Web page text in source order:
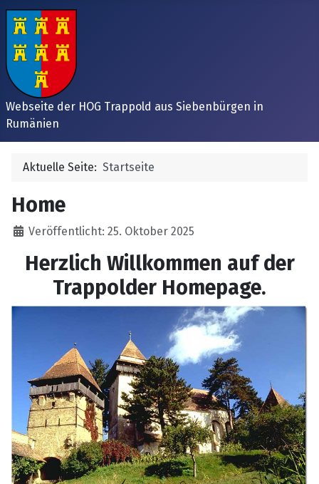
Webseite der HOG Trappold aus Siebenbürgen in
Rumänien
Aktuelle Seite: Startseite
Home
Details
Veröffentlicht: 25. Oktober 2025
Herzlich Willkommen auf der
Trappolder Homepage.